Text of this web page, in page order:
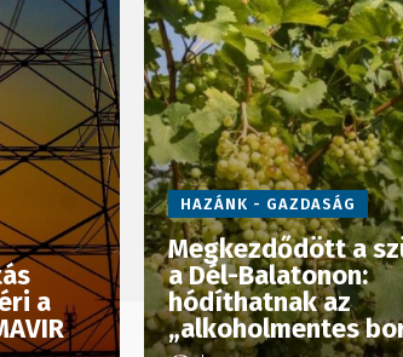
a
HAZÁNK - GAZDASÁG
Megkezdődött a
a Dél-Balatonon:
hódíthatnak az
„alkoholmentes